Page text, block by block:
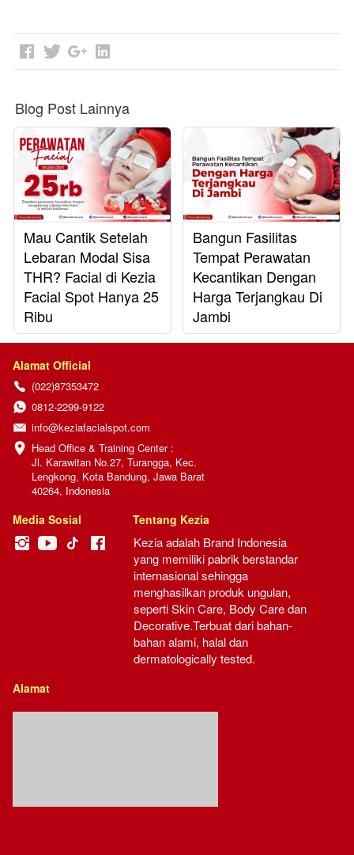
Blog Post Lainnya
Mau Cantik Setelah
Lebaran Modal Sisa
THR? Facial di Kezia
Facial Spot Hanya 25
Ribu
Bangun Fasilitas
Tempat Perawatan
Kecantikan Dengan
Harga Terjangkau Di
Jambi
Alamat Official
(022)87353472
0812-2299-9122
info@keziafacialspot.com
Head Office & Training Center :
Jl. Karawitan No.27, Turangga, Kec.
Lengkong, Kota Bandung, Jawa Barat
40264, Indonesia
Media Sosial Tentang Kezia
Kezia adalah Brand Indonesia
yang memiliki pabrik berstandar
internasional sehingga
menghasilkan produk ungulan,
seperti Skin Care, Body Care dan
Decorative.Terbuat dari bahan-
bahan alami, halal dan
dermatologically tested.
Alamat